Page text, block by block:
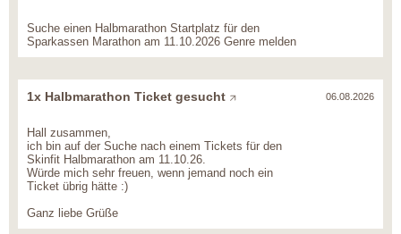
Suche einen Halbmarathon Startplatz für den
Sparkassen Marathon am 11.10.2026 Genre melden
1x Halbmarathon Ticket gesucht 06.08.2026
Hall zusammen,
ich bin auf der Suche nach einem Tickets für den
Skinfit Halbmarathon am 11.10.26.
Würde mich sehr freuen, wenn jemand noch ein
Ticket übrig hätte :)
Ganz liebe Grüße